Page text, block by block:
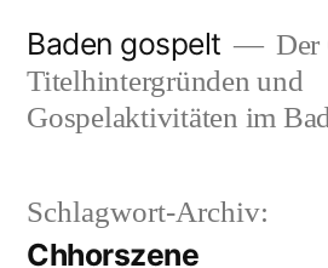
Inhalt
springen
Baden gospelt
Der
Titelhintergründen und
Gospelaktivitäten im
Schlagwort-Archiv:
Chhorszene